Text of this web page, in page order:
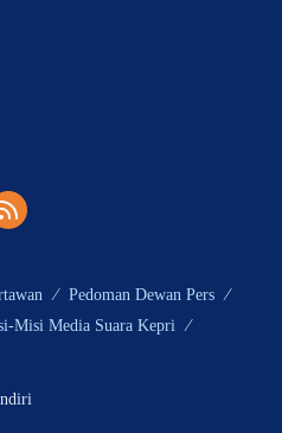
Pedoman Dewan Pers
Misi Media Suara Kepri